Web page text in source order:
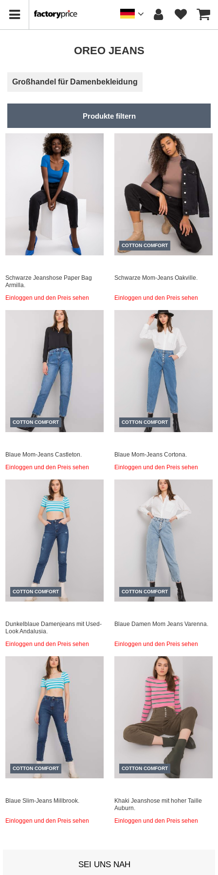
OREO JEANS
Großhandel für Damenbekleidung
Produkte filtern
Schwarze Jeanshose Paper Bag
Armilla.
Einloggen und den Preis sehen
COTTON COMFORT
Schwarze Mom-Jeans Oakville.
Einloggen und den Preis sehen
COTTON COMFORT
Blaue Mom-Jeans Castleton.
Einloggen und den Preis sehen
COTTON COMFORT
Blaue Mom-Jeans Cortona.
Einloggen und den Preis sehen
COTTON COMFORT
Dunkelblaue Damenjeans mit Used-
Look Andalusia.
Einloggen und den Preis sehen
COTTON COMFORT
Blaue Damen Mom Jeans Varenna.
Einloggen und den Preis sehen
COTTON COMFORT
Blaue Slim-Jeans Millbrook.
Einloggen und den Preis sehen
COTTON COMFORT
Khaki Jeanshose mit hoher Taille
Auburn.
Einloggen und den Preis sehen
SEI UNS NAH